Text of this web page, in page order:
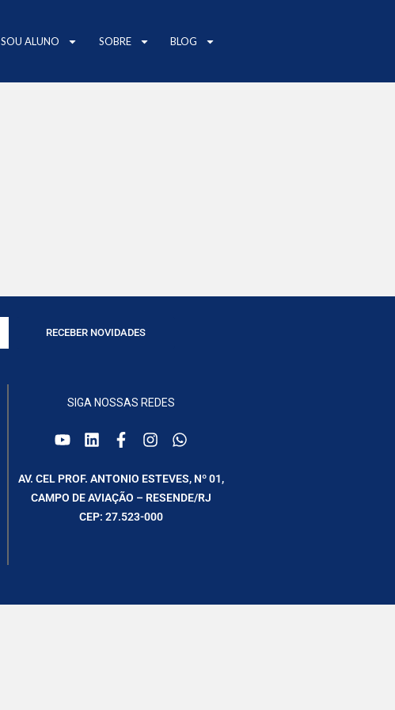
SOU ALUNO SOBRE BLOG
RECEBER NOVIDADES
SIGA NOSSAS REDES
AV. CEL PROF. ANTONIO ESTEVES, Nº 01,
CAMPO DE AVIAÇÃO – RESENDE/RJ
CEP: 27.523-000